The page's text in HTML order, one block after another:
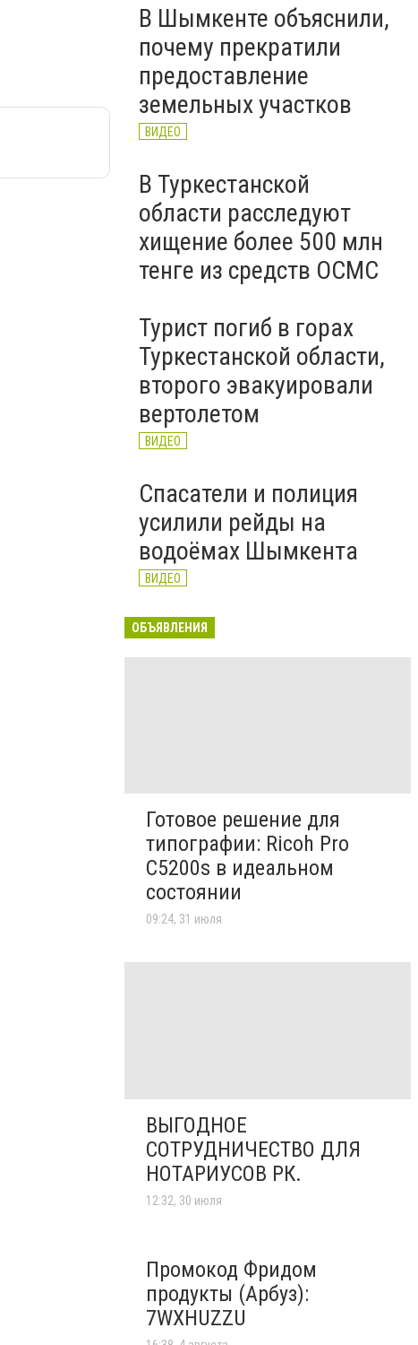
В Шымкенте объяснили,
почему прекратили
предоставление
земельных участков
ВИДЕО
В Туркестанской
области расследуют
хищение более 500 млн
тенге из средств ОСМС
Турист погиб в горах
Туркестанской области,
второго эвакуировали
вертолетом
ВИДЕО
Спасатели и полиция
усилили рейды на
водоёмах Шымкента
ВИДЕО
ОБЪЯВЛЕНИЯ
Готовое решение для
типографии: Ricoh Pro
C5200s в идеальном
состоянии
09:24, 31 июля
ВЫГОДНОЕ
СОТРУДНИЧЕСТВО ДЛЯ
НОТАРИУСОВ РК.
12:32, 30 июля
Промокод Фридом
продукты (Арбуз):
7WXHUZZU